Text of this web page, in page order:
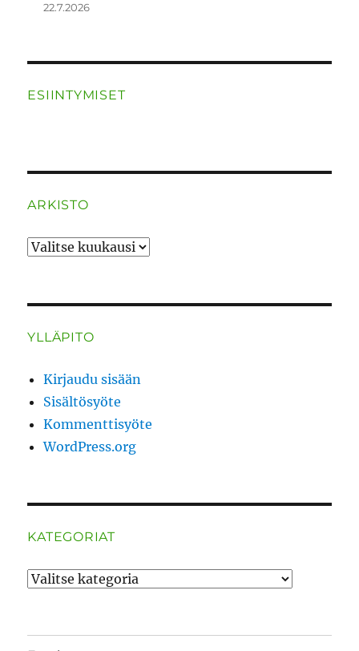
22.7.2026
ESIINTYMISET
ARKISTO
ARKISTO
YLLÄPITO
Kirjaudu sisään
Sisältösyöte
Kommenttisyöte
WordPress.org
KATEGORIAT
Kategoriat